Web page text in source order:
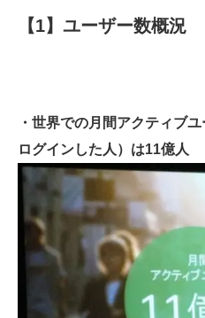
【1】ユーザー数概況
・世界での月間アクティブ
ログインした人）は11億人